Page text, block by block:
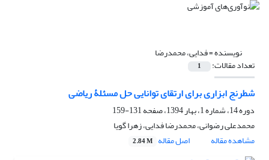
نویسنده =فدایی، محمدرضا
تعداد مقالات: 1
شطرنج ابزاری برای ارتقای توانایی حل مسئلۀ ریاضی
دوره 14، شماره 1، بهار 1394، صفحه
131-159
محمدعلی رضوانی، محمدرضا فدایی، زهرا گویا
مشاهده مقاله
اصل مقاله 2.84 M